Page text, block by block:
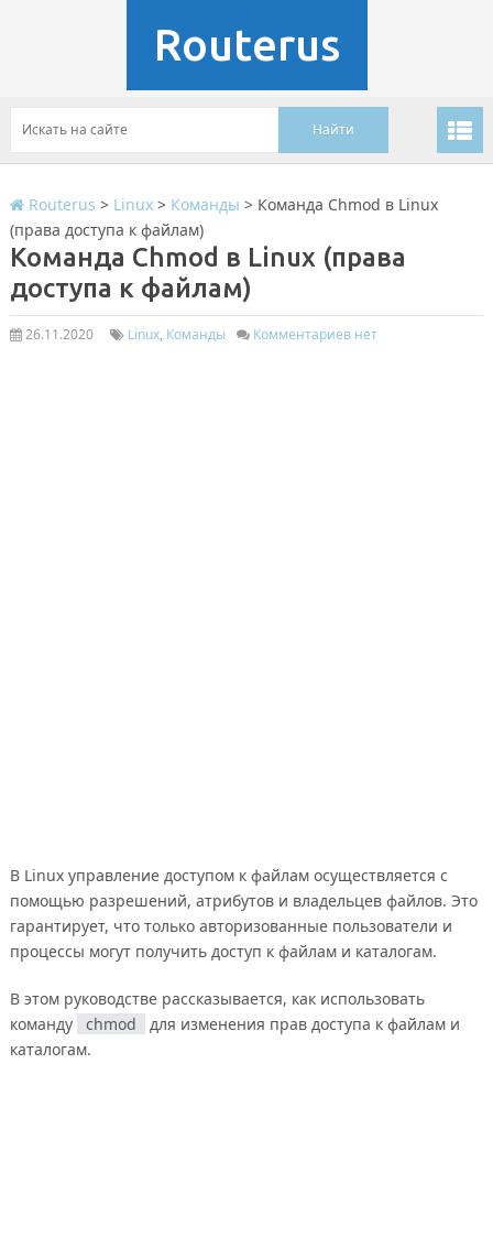
Routerus
Routerus > Linux> Команды > Команда Chmod в Linux
(права доступа к файлам)
Команда Chmod в Linux (права
доступа к файлам)
26.11.2020 Linux, Команды Комментариев нет
В Linux управление доступом к файлам осуществляется с
помощью разрешений, атрибутов и владельцев файлов. Это
гарантирует, что только авторизованные пользователи и
процессы могут получить доступ к файлам и каталогам.
В этом руководстве рассказывается, как использовать
команду
chmod
для изменения прав доступа к файлам и
каталогам.